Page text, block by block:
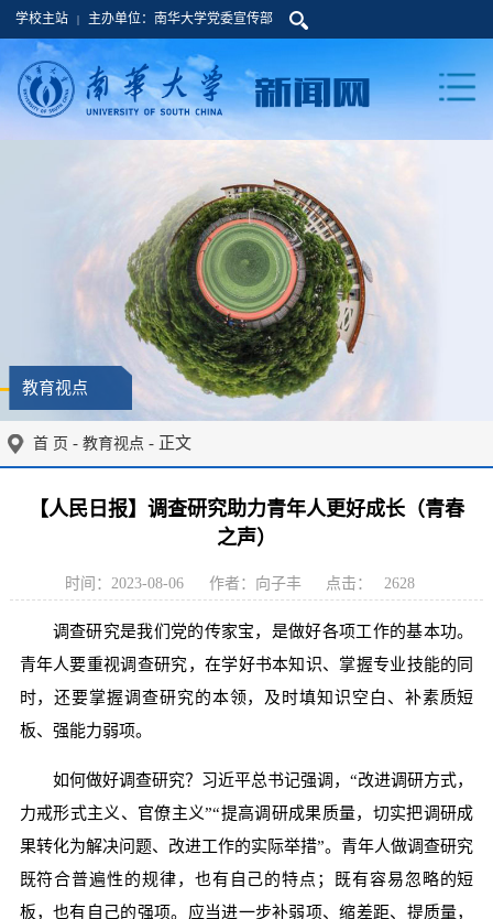
学校主站 | 主办单位：南华大学党委宣传部
教育视点
首 页 - 教育视点 - 正文
【人民日报】调查研究助力青年人更好成长（青春
之声）
时间：2023-08-06 作者：向子丰 点击： 2628
调查研究是我们党的传家宝，是做好各项工作的基本功。
青年人要重视调查研究，在学好书本知识、掌握专业技能的同
时，还要掌握调查研究的本领，及时填知识空白、补素质短
板、强能力弱项。
如何做好调查研究？习近平总书记强调，“改进调研方式，
力戒形式主义、官僚主义”“提高调研成果质量，切实把调研成
果转化为解决问题、改进工作的实际举措”。青年人做调查研究
既符合普遍性的规律，也有自己的特点；既有容易忽略的短
板，也有自己的强项。应当进一步补弱项、缩差距、提质量，